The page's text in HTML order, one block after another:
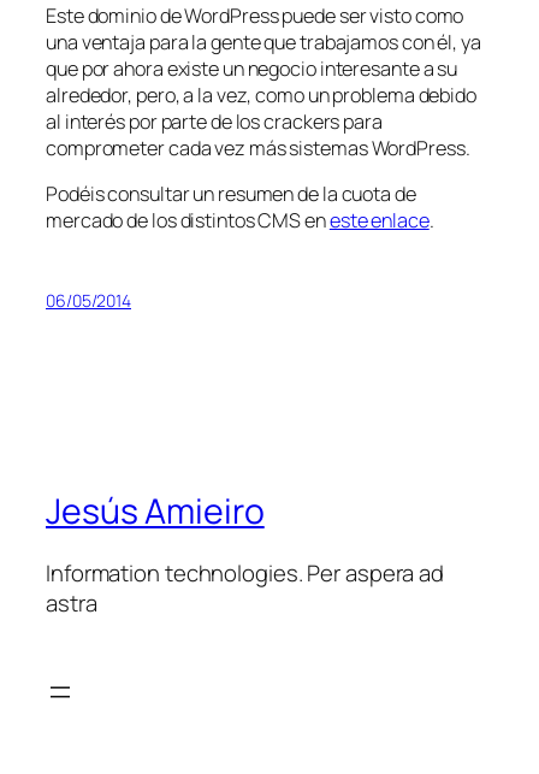
Este dominio de WordPress puede ser visto como
una ventaja para la gente que trabajamos con él, ya
que por ahora existe un negocio interesante a su
alrededor, pero, a la vez, como un problema debido
al interés por parte de los crackers para
comprometer cada vez más sistemas WordPress.
Podéis consultar un resumen de la cuota de
mercado de los distintos CMS eneste enlace.
06/05/2014
Jesús Amieiro
Information technologies. Per aspera ad
astra